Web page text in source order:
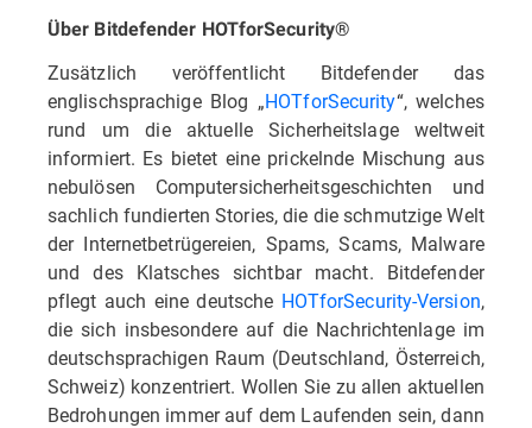
Über Bitdefender HOTforSecurity®
Zusätzlich veröffentlicht Bitdefender das
englischsprachige Blog „HOTforSecurity“, welches
rund um die aktuelle Sicherheitslage weltweit
informiert. Es bietet eine prickelnde Mischung aus
nebulösen Computersicherheitsgeschichten und
sachlich fundierten Stories, die die schmutzige Welt
der Internetbetrügereien, Spams, Scams, Malware
und des Klatsches sichtbar macht. Bitdefender
pflegt auch eine deutsche HOTforSecurity-Version,
die sich insbesondere auf die Nachrichtenlage im
deutschsprachigen Raum (Deutschland, Österreich,
Schweiz) konzentriert. Wollen Sie zu allen aktuellen
Bedrohungen immer auf dem Laufenden sein, dann